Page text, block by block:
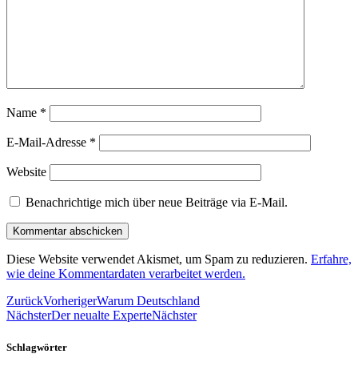
Name *
E-Mail-Adresse *
Website
Benachrichtige mich über neue Beiträge via E-Mail.
Diese Website verwendet Akismet, um Spam zu reduzieren. Erfahre,
wie deine Kommentardaten verarbeitet werden.
ZurückVorherigerWarum Deutschland
NächsterDer neualte ExperteNächster
Schlagwörter